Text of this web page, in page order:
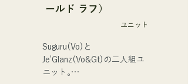
園で行われていた「ファン
き、ハルノウタがとてもよ
い！と感想をいただきおす
すめした。
ールド ラフ）
ユニット
Suguru(Vo)と
Je’Glanz(Vo&Gt)の二人組ユ
ニット｡